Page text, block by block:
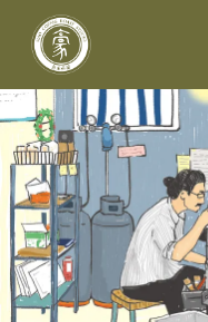
您的購物